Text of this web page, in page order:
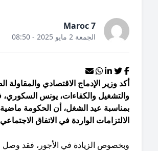
Maroc 7
الجمعة 2 مايو 2025 - 08:50
وزير الإدماج الاقتصادي والمقاولة الصغرى
والكفاءات، يونس السكوري، في كلمة
عيد الشغل، أن الحكومة ماضية في تنزيل
الواردة في الاتفاق الاجتماعي.
الزيادة في الأجور، فقد وصل مجموع